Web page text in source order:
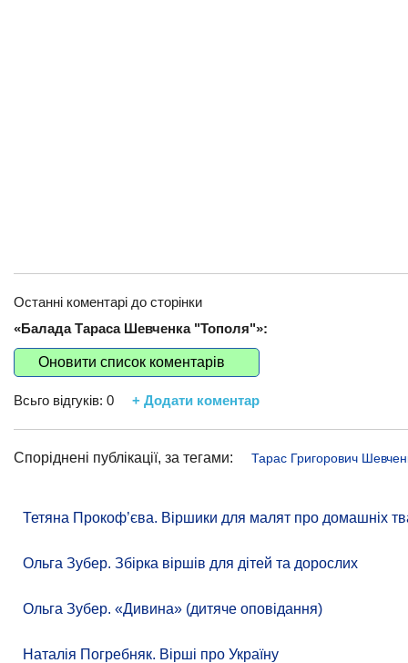
Останні коментарі до сторінки
«Балада Тараса Шевченка "Тополя"»:
Оновити список коментарів
Всьго відгуків: 0 + Додати коментар
Споріднені публікації, за тегами: Тарас Григорович
Тетяна Прокоф’єва. Віршики для малят про домашніх
Ольга Зубер. Збірка віршів для дітей та дорослих
Ольга Зубер. «Дивина» (дитяче оповідання)
Наталія Погребняк. Вірші про Україну